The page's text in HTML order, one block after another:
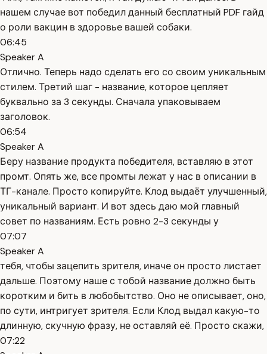
нашем случае вот победил данный бесплатный PDF гайд
о роли вакцин в здоровье вашей собаки.
06:45
Speaker A
Отлично. Теперь надо сделать его со своим уникальным
стилем. Третий шаг - название, которое цепляет
буквально за 3 секунды. Сначала упаковываем
заголовок.
06:54
Speaker A
Беру название продукта победителя, вставляю в этот
промт. Опять же, все промты лежат у нас в описании в
ТГ-канале. Просто копируйте. Клод выдаёт улучшенный,
уникальный вариант. И вот здесь даю мой главный
совет по названиям. Есть ровно 2-3 секунды у
07:07
Speaker A
тебя, чтобы зацепить зрителя, иначе он просто листает
дальше. Поэтому наше с тобой название должно быть
коротким и бить в любобытство. Оно не описывает, оно,
по сути, интригует зрителя. Если Клод выдал какую-то
длинную, скучную фразу, не оставляй её. Просто скажи,
07:22